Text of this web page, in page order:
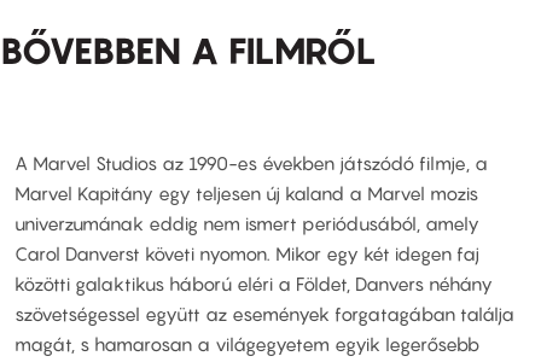
BŐVEBBEN A FILMRŐL
A Marvel Studios az 1990-es években játszódó filmje, a
Marvel Kapitány egy teljesen új kaland a Marvel mozis
univerzumának eddig nem ismert periódusából, amely
Carol Danverst követi nyomon. Mikor egy két idegen faj
közötti galaktikus háború eléri a Földet, Danvers néhány
szövetségessel együtt az események forgatagában találja
magát, s hamarosan a világegyetem egyik legerősebb